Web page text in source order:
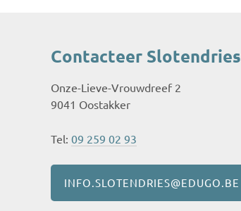
Contacteer Slotendries
Onze-Lieve-Vrouwdreef 2
9041 Oostakker
Tel: 09 259 02 93
INFO.SLOTENDRIES@EDUGO.BE